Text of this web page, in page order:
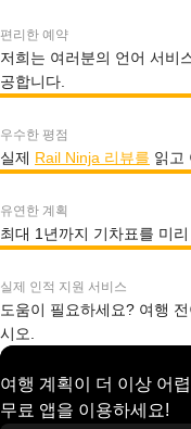
편리한 예약
저희는 여러분의 언어 서비
공합니다.
우수한 평점
실제 Rail Ninja 리뷰를 읽고
유연한 계획
최대 1년까지 기차표를 미
실제 인적 지원 서비스
도움이 필요하세요? 여행
시오.
여행 계획이 더 이상 어
무료 앱을 이용하세요!